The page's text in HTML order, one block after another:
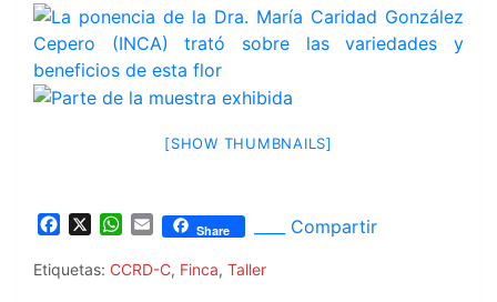
[SHOW THUMBNAILS]
c
W
a
E
a
Share ____ Compartir
Etiquetas: CCRD-C, Finca, Taller